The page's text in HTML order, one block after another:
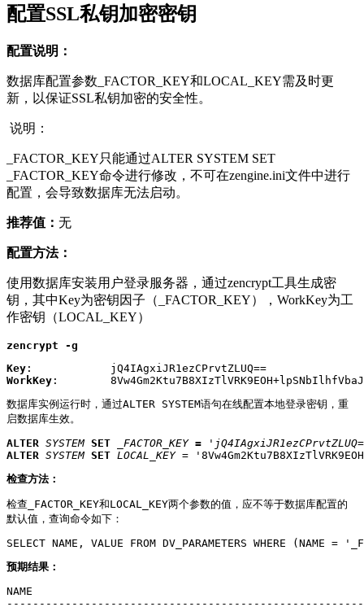
配置SSL私钥加密密钥
配置说明：
数据库配置参数_FACTOR_KEY和LOCAL_KEY需及时更
新，以保证SSL私钥加密的安全性。
说明：
_FACTOR_KEY只能通过ALTER SYSTEM SET
_FACTOR_KEY命令进行修改，不可在zengine.ini文件中进行
配置，会导致数据库无法启动。
推荐值： 无
配置方法：
使用数据库安装用户登录服务器，通过zencrypt工具生成密
钥，其中Key为密钥因子（_FACTOR_KEY），WorkKey为工
作密钥（LOCAL_KEY）
zencrypt -g
Key
WorkKey :
数据库实例运行时，通过ALTER SYSTEM语句在线配置本地登录密钥，重
启数据库生效。
ALTER SYSTEM SET _FACTOR_KEY =
ALTER SYSTEM SET LOCAL_KEY =
检查方法：
检查_FACTOR_KEY和LOCAL_KEY两个参数的值，应不等于数据库配置的
默认值，查询命令如下：
SELECT NAME, VALUE FROM DV_PARAMETERS WHERE
预期结果：
NAME